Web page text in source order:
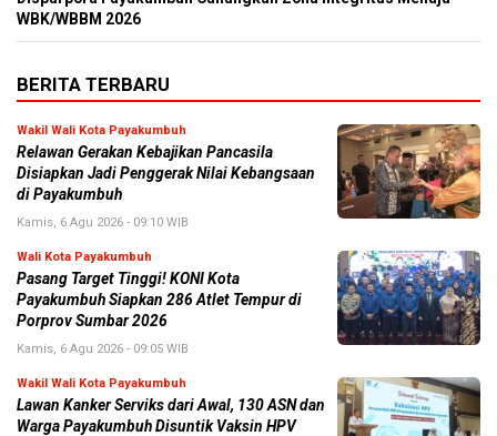
WBK/WBBM 2026
BERITA TERBARU
Wakil Wali Kota Payakumbuh
Relawan Gerakan Kebajikan Pancasila
Disiapkan Jadi Penggerak Nilai Kebangsaan
di Payakumbuh
Kamis, 6 Agu 2026 - 09:10 WIB
Wali Kota Payakumbuh
Pasang Target Tinggi! KONI Kota
Payakumbuh Siapkan 286 Atlet Tempur di
Porprov Sumbar 2026
Kamis, 6 Agu 2026 - 09:05 WIB
Wakil Wali Kota Payakumbuh
Lawan Kanker Serviks dari Awal, 130 ASN dan
Warga Payakumbuh Disuntik Vaksin HPV